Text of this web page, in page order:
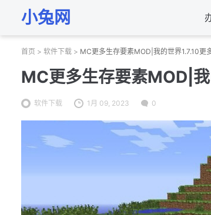
小兔网
首页 > 软件下载 > MC更多生存要素MOD|我的世界1.7.10更
MC更多生存要素MOD|
软件下载 1月 09, 2023 0